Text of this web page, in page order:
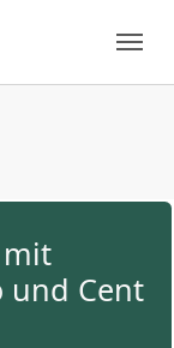
mit
und Cent